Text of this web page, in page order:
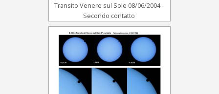
Transito Venere sul Sole 08/06/2004 -
Secondo contatto